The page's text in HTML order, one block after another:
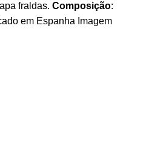
fraldas. Composição:
em Espanha Imagem